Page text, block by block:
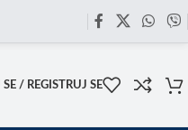
za sve porudžbine sa našeg
/ REGISTRUJ SE